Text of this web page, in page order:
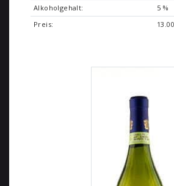
Alkoholgehalt:
5 %
Preis: